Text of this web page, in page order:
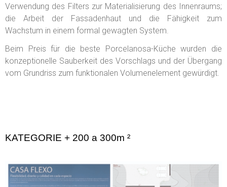
Verwendung des Filters zur Materialisierung des Innenraums;
die Arbeit der Fassadenhaut und die Fähigkeit zum
Wachstum in einem formal gewagten System.
Beim Preis für die beste Porcelanosa-Küche wurden die
konzeptionelle Sauberkeit des Vorschlags und der Übergang
vom Grundriss zum funktionalen Volumenelement gewürdigt.
KATEGORIE + 200 a 300m ²